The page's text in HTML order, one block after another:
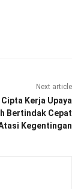
Next article
Cipta Kerja Upaya
Bertindak Cepat
Kegentingan